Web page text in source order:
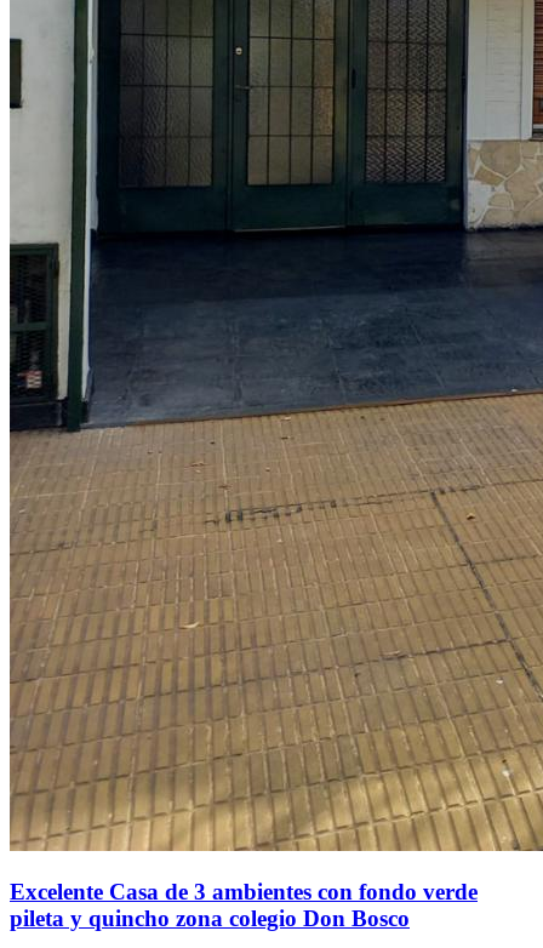
Excelente Casa de 3 ambientes con fondo verde
pileta y quincho zona colegio Don Bosco